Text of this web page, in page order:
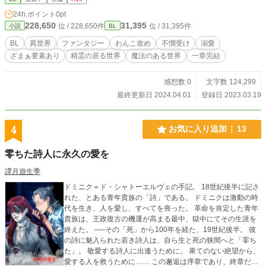
受けと攻めの交流（恋愛も）がありません。 ✔︎ 中盤まで攻め
側の大人（保護者）が頑張っています。 ❕第一章は二十六話で
完結。 ❕第二章開始まで少しお待ちください。 🔺ATTENTION
🔺 ✔︎ のちに暴力表現が登場（予定）するのでR15指定になっ
ています。 ✔︎ タイトルの先頭に『！』がある場合はその話
に、章のタイトルの先頭に『！』がある場合はその章全体
24h.ポイント 0pt
小説 228,650 位 / 228,650件 BL 31,395 位 / 31,395件
BL 異世界 ファンタジー わんこ攻め 不憫受け
溺愛
ざまぁ要素あり
精霊の居る世界 魔法のある世界 一章完結
感想数 0
文字数 124,299
最終更新日 2024.04.01
登録日 2023.03.19
4 お気に入り追加 13
零ちた詩人に永久の愛を
譚月遊生季
ドミニク＝ド・シャトーエルヴェの手記。 18世紀後半に記さ
れた、とある青年貴族の「詩」である。 ドミニクは激動の時
代を生き、人を愛し、すべてを喪った。 革命を肯定した青年
貴族は、王政復古の機運が高まる最中、獄中にてその生涯を
終えた。 ──その「死」から100年を経た、19世紀後半。 彼
の詩に魅入られた若き詩人は、自ら生と死の狭間へと「零ち
た」。 敬愛する詩人に出逢うために。 果てのない絶望から、
愛する人を救うために…… この邂逅は序章であり、終章だ。